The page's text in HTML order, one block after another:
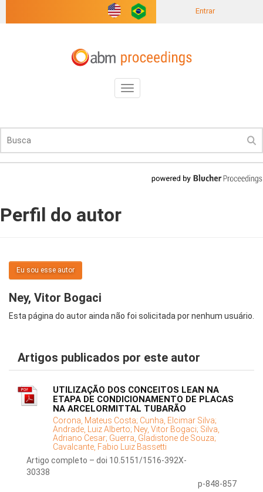
Entrar
Toggle
navigation
Perfil do autor
Eu sou esse autor
Ney, Vitor Bogaci
Esta página do autor ainda não foi solicitada por nenhum usuário.
Artigos publicados por este autor
UTILIZAÇÃO DOS CONCEITOS LEAN NA
ETAPA DE CONDICIONAMENTO DE PLACAS
NA ARCELORMITTAL TUBARÃO
Corona, Mateus Costa; Cunha, Elcimar Silva;
Andrade, Luiz Alberto; Ney, Vitor Bogaci; Silva,
Adriano Cesar; Guerra, Gladistone de Souza;
Cavalcante, Fabio Luiz Bassetti
Artigo completo – doi 10.5151/1516-392X-
30338
p-848-857